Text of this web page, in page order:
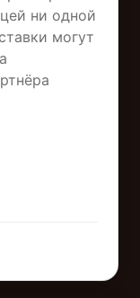
ни одной
могут